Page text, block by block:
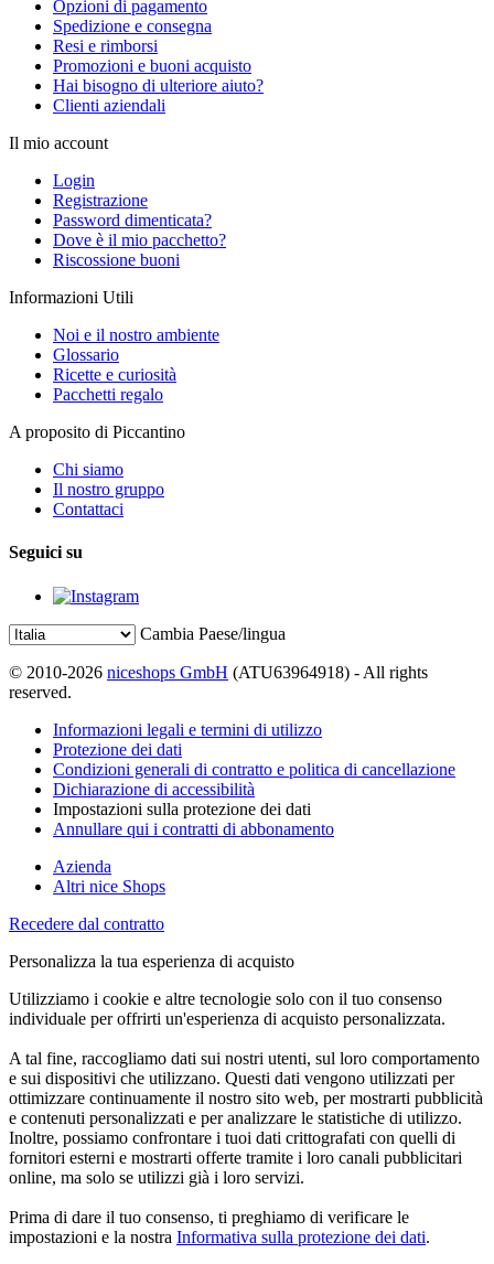
Opzioni di pagamento
Spedizione e consegna
Resi e rimborsi
Promozioni e buoni acquisto
Hai bisogno di ulteriore aiuto?
Clienti aziendali
Il mio account
Login
Registrazione
Password dimenticata?
Dove è il mio pacchetto?
Riscossione buoni
Informazioni Utili
Noi e il nostro ambiente
Glossario
Ricette e curiosità
Pacchetti regalo
A proposito di Piccantino
Chi siamo
Il nostro gruppo
Contattaci
Seguici su
Cambia Paese/lingua
© 2010-2026 niceshops GmbH (ATU63964918) - All rights
reserved.
Informazioni legali e termini di utilizzo
Protezione dei dati
Condizioni generali di contratto e politica di cancellazione
Dichiarazione di accessibilità
Impostazioni sulla protezione dei dati
Annullare qui i contratti di abbonamento
Azienda
Altri nice Shops
Recedere dal contratto
Personalizza la tua esperienza di acquisto
Utilizziamo i cookie e altre tecnologie solo con il tuo consenso
individuale per offrirti un'esperienza di acquisto personalizzata.
A tal fine, raccogliamo dati sui nostri utenti, sul loro comportamento
e sui dispositivi che utilizzano. Questi dati vengono utilizzati per
ottimizzare continuamente il nostro sito web, per mostrarti pubblicità
e contenuti personalizzati e per analizzare le statistiche di utilizzo.
Inoltre, possiamo confrontare i tuoi dati crittografati con quelli di
fornitori esterni e mostrarti offerte tramite i loro canali pubblicitari
online, ma solo se utilizzi già i loro servizi.
Prima di dare il tuo consenso, ti preghiamo di verificare le
impostazioni e la nostra Informativa sulla protezione dei dati.